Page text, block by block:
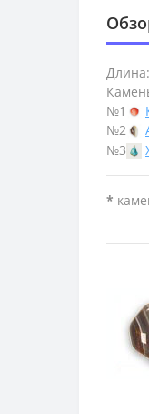
№1
№2
№3
*